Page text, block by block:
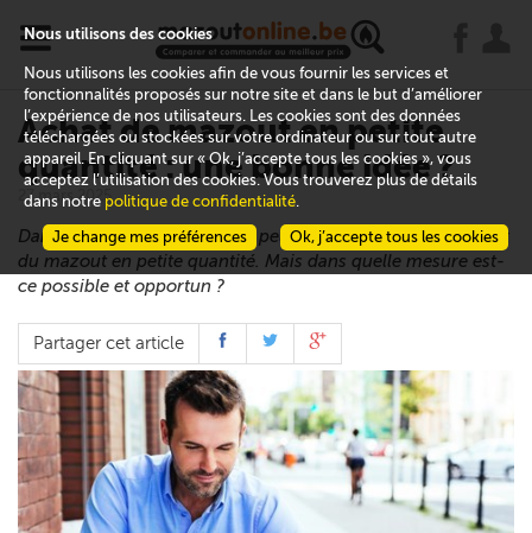
x
Achat de mazout en petite
quantité : une bonne idée ?
27 mars 2025
Dans certaines situations, on peut être tenté de commander
du mazout en petite quantité. Mais dans quelle mesure est-
ce possible et opportun ?
Partager cet article
Nous utilisons des cookies
Nous utilisons les cookies afin de vous fournir les services et
fonctionnalités proposés sur notre site et dans le but d’améliorer
l’expérience de nos utilisateurs. Les cookies sont des données
téléchargées ou stockées sur votre ordinateur ou sur tout autre
appareil. En cliquant sur « Ok, j’accepte tous les cookies », vous
acceptez l’utilisation des cookies. Vous trouverez plus de détails
dans notre politique de confidentialité.
Ok, j’accepte tous les cookies
Je change mes préférences